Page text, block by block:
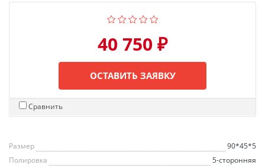
40 750 ₽
ОСТАВИТЬ ЗАЯВКУ
Сравнить
Размер
90*45*5
Полировка
5-сторонняя